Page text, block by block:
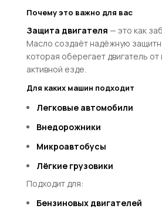
Почему это важно для вас
Защита двигателя — это как
Масло создаёт надёжную
которая оберегает двигатель
активной езде.
Для каких машин подходит
Легковые автомобили
Внедорожники
Микроавтобусы
Лёгкие грузовики
Подходит для:
Бензиновых двигателей